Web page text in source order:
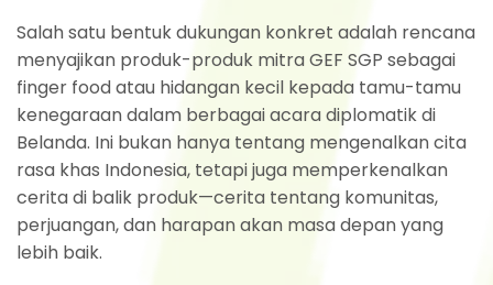
Salah satu bentuk dukungan konkret adalah rencana
menyajikan produk-produk mitra GEF SGP sebagai
finger food atau hidangan kecil kepada tamu-tamu
kenegaraan dalam berbagai acara diplomatik di
Belanda. Ini bukan hanya tentang mengenalkan cita
rasa khas Indonesia, tetapi juga memperkenalkan
cerita di balik produk—cerita tentang komunitas,
perjuangan, dan harapan akan masa depan yang
lebih baik.